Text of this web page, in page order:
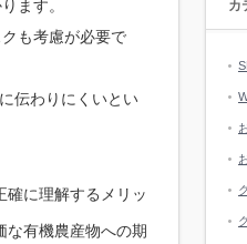
ます。
も考慮が必要で
伝わりにくいとい
確に理解するメリッ
な有機農産物への期
カ